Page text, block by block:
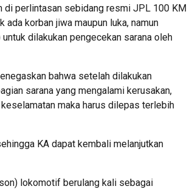
di perlintasan sebidang resmi JPL 100 KM
korban jiwa maupun luka, namun
dilakukan pengecekan sarana oleh
bahwa setelah dilakukan
sarana yang mengalami kerusakan,
maka harus dilepas terlebih
KA dapat kembali melanjutkan
lokomotif berulang kali sebagai